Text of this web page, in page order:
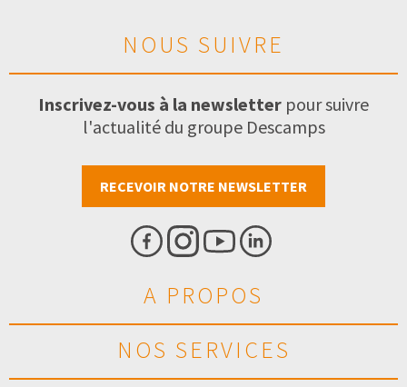
NOUS SUIVRE
Inscrivez-vous à la newsletter pour suivre
l'actualité du groupe Descamps
RECEVOIR NOTRE NEWSLETTER
A PROPOS
NOS SERVICES